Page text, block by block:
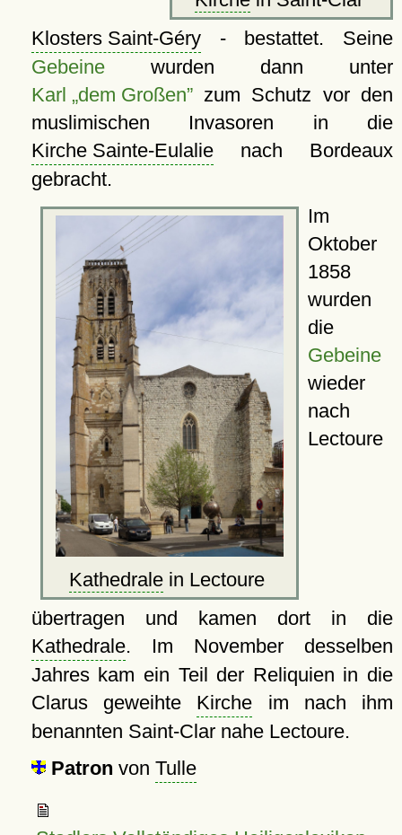
Klosters Saint-Géry- bestattet. Seine
Gebeinewurden dann unter
Karl „dem Großen”zum Schutz vor den
muslimischen Invasoren in die
Kirche Sainte-Eulalienach Bordeaux
gebracht.
Kathedralein Lectoure
Im
Oktober
1858
wurden
die
Gebeine
wieder
nach
Lectoure
übertragen und kamen dort in die
Kathedrale. Im November desselben
Jahres kam ein Teil der Reliquien in die
Clarus geweihte Kirche im nach ihm
benannten Saint-Clar nahe Lectoure.
Patron von Tulle